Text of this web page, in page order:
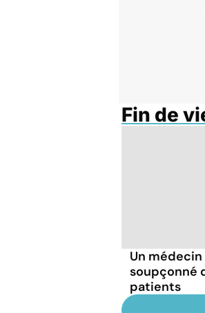
Fin de
Un
soupçonné
patients